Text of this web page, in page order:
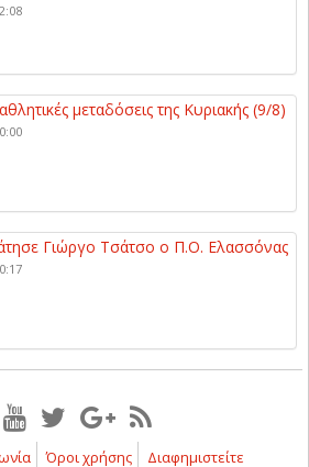
μεταδόσεις της Κυριακής (9/8)
Γιώργο Τσάτσο ο Π.Ο. Ελασσόνας
Όροι χρήσης Διαφημιστείτε